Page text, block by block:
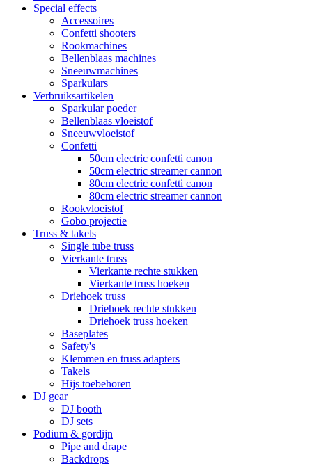
Special effects
Accessoires
Confetti shooters
Rookmachines
Bellenblaas machines
Sneeuwmachines
Sparkulars
Verbruiksartikelen
Sparkular poeder
Bellenblaas vloeistof
Sneeuwvloeistof
Confetti
50cm electric confetti canon
50cm electric streamer cannon
80cm electric confetti canon
80cm electric streamer cannon
Rookvloeistof
Gobo projectie
Truss & takels
Single tube truss
Vierkante truss
Vierkante rechte stukken
Vierkante truss hoeken
Driehoek truss
Driehoek rechte stukken
Driehoek truss hoeken
Baseplates
Safety's
Klemmen en truss adapters
Takels
Hijs toebehoren
DJ gear
DJ booth
DJ sets
Podium & gordijn
Pipe and drape
Backdrops